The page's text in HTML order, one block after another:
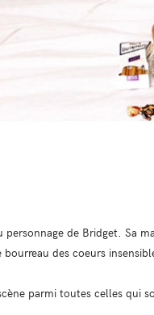
de Bridget. Sa
des coeurs
parmi toutes celles qui